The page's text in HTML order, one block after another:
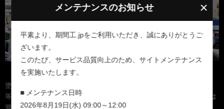
塗装されたボディにエンジン・トランスミッション・ハンドル・タイヤ
等を取付けます。取付け部品は3万点を超えます。スバルの生産ラインは
混流ラインで、1台1台違う車種、違う仕様のスバル車が流れます。仕様
メンテナンスのお知らせ ×
平素より、期間工.jpをご利用いただき、誠にありがとうご
ざいます。
このたび、サービス品質向上のため、サイトメンテナンス
を実施いたします。
■ メンテナンス日時
2026年8月19日(水) 09:00～12:00